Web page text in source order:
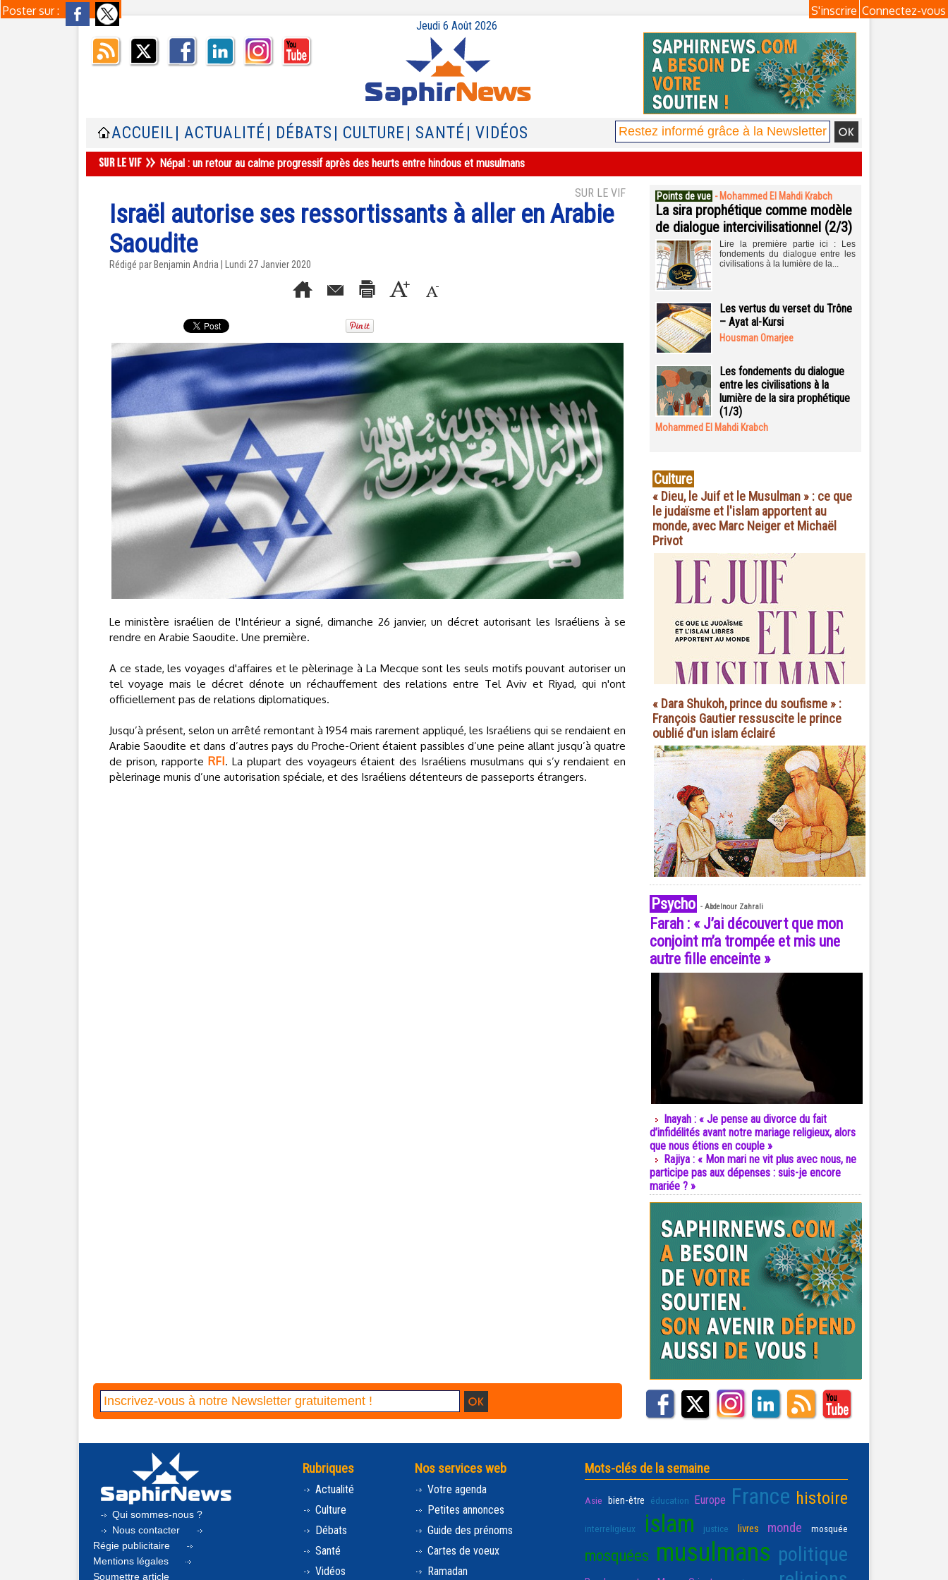
Poster sur : Connectez-vous
S'inscrire
Jeudi 6 Août 2026
ACCUEIL | ACTUALITÉ | DÉBATS | CULTURE | SANTÉ | VIDÉOS
Népal : un retour au calme progressif après des heurts entre hindous et musulmans
SUR LE VIF
Israël autorise ses ressortissants à aller en Arabie
Saoudite
Rédigé par Benjamin Andria | Lundi 27 Janvier 2020
Le ministère israélien de l'Intérieur a signé, dimanche 26 janvier, un décret autorisant les Israéliens à se
rendre en Arabie Saoudite. Une première.
A ce stade, les voyages d'affaires et le pèlerinage à La Mecque sont les seuls motifs pouvant autoriser un
tel voyage mais le décret dénote un réchauffement des relations entre Tel Aviv et Riyad, qui n'ont
officiellement pas de relations diplomatiques.
Jusqu’à présent, selon un arrêté remontant à 1954 mais rarement appliqué, les Israéliens qui se rendaient en
Arabie Saoudite et dans d’autres pays du Proche-Orient étaient passibles d’une peine allant jusqu’à quatre
de prison, rapporte RFI. La plupart des voyageurs étaient des Israéliens musulmans qui s’y rendaient en
pèlerinage munis d’une autorisation spéciale, et des Israéliens détenteurs de passeports étrangers.
Points de vue - Mohammed El Mahdi Krabch
La sira prophétique comme modèle
de dialogue intercivilisationnel (2/3)
Lire la première partie ici : Les
fondements du dialogue entre les
civilisations à la lumière de la...
Les vertus du verset du Trône
– Ayat al-Kursi
Housman Omarjee
Les fondements du dialogue
entre les civilisations à la
lumière de la sira prophétique
(1/3)
Mohammed El Mahdi Krabch
Culture
« Dieu, le Juif et le Musulman » : ce que
le judaïsme et l'islam apportent au
monde, avec Marc Neiger et Michaël
Privot
« Dara Shukoh, prince du soufisme » :
François Gautier ressuscite le prince
oublié d'un islam éclairé
Psycho - Abdelnour Zahrali
Farah : « J’ai découvert que mon
conjoint m’a trompée et mis une
autre fille enceinte »
Inayah : « Je pense au divorce du fait
d’infidélités avant notre mariage religieux, alors
que nous étions en couple »
Rajiya : « Mon mari ne vit plus avec nous, ne
participe pas aux dépenses : suis-je encore
mariée ? »
Qui sommes-nous ?
Nous contacter
Régie publicitaire
Mentions légales
Soumettre article
Rubriques
Actualité
Culture
Débats
Santé
Vidéos
Nos services web
Votre agenda
Petites annonces
Guide des prénoms
Cartes de voeux
Ramadan
Mots-clés de la semaine
Asie bien-être éducation Europe France histoire
interreligieux islam justice livres monde mosquée
mosquées musulmans politique